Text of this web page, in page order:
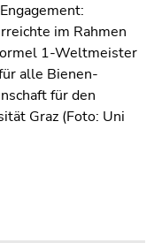
im Rahmen
1-Weltmeister
alle Bienen-
für den
Graz (Foto: Uni